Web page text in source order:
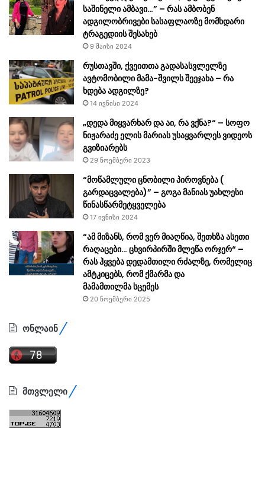
სა­ში­ნე­ლი ამ­ბა­ვი…” – რას ამბობენ
ადგილობრივები სასაფლაოზე მომხდარი
ტრაგედიის შესახებ
9 მაისი 2024
რუსთავში, ქვეითთა გადასასვლელზე
ავტომობილი მამა-შვილს შეეჯახა – რა
ხდება ადგილზე?
14 ივნისი 2024
„დედა მიყვარხარ და აი, რა ვქნა?“ – სოფო
ნიჟარაძე ელის მარიას უსაყვარლეს ვიდეოს
გვიზიარებს
29 ნოემბერი 2023
“მოწამლული ცნობილი პიროვნება (
გარდაცვალება)” – გოგა მანიას უახლესი
წინასწარმეტყველება
17 ივნისი 2024
“ამ მიზანს, რომ ვერ მიაღწია, შეთხზა ასეთი
რაღაცები… ცხვირპირში მლეწა ორჯერ“ –
რას ჰყვება დედამთილი რძალზე, რომელიც
ამტკიცებს, რომ ქმარმა და
მამამთილმა სცემეს
20 ნოემბერი 2025
ონლაინ
მთვლელი